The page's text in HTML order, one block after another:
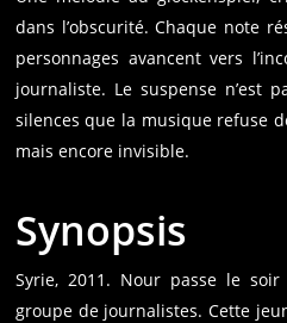
dans l’obscurité. Chaque note
personnages avancent vers
journaliste. Le suspense n’est
silences que la musique refuse
mais encore invisible.
Synopsis
Syrie, 2011. Nour passe le
groupe de journalistes. Cette